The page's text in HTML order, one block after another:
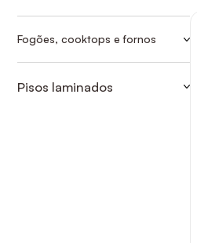
Fogões, cooktops e fornos
Pisos laminados